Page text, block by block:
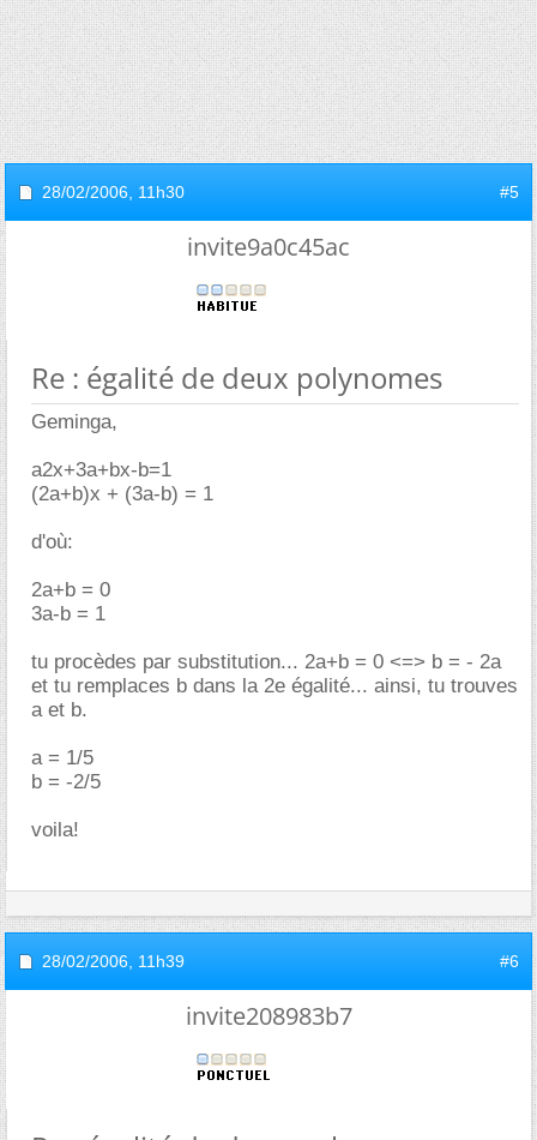
28/02/2006, 11h30 #5
invite9a0c45ac
Re : égalité de deux polynomes
Geminga,
a2x+3a+bx-b=1
(2a+b)x + (3a-b) = 1
d'où:
2a+b = 0
3a-b = 1
tu procèdes par substitution... 2a+b = 0 <=> b = - 2a
et tu remplaces b dans la 2e égalité... ainsi, tu trouves
a et b.
a = 1/5
b = -2/5
voila!
28/02/2006, 11h39 #6
invite208983b7